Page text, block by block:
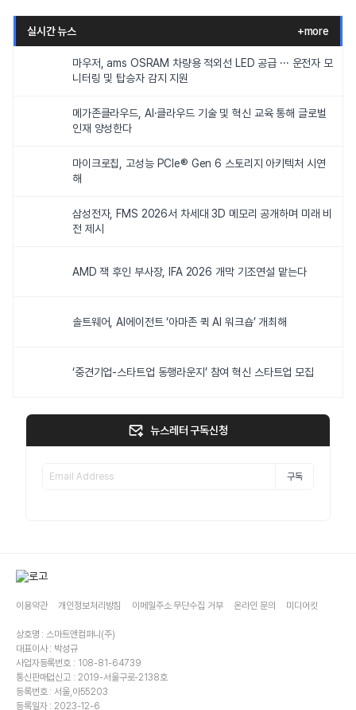
실시간 뉴스 +more
마우저, ams OSRAM 차량용 적외선 LED 공급 ··· 운전자 모
니터링 및 탑승자 감지 지원
메가존클라우드, AI·클라우드 기술 및 혁신 교육 통해 글로벌
인재 양성한다
마이크로칩, 고성능 PCIe® Gen 6 스토리지 아키텍처 시연
해
삼성전자, FMS 2026서 차세대 3D 메모리 공개하며 미래 비
전 제시
AMD 잭 후인 부사장, IFA 2026 개막 기조연설 맡는다
솔트웨어, AI에이전트 ‘아마존 퀵 AI 워크숍’ 개최해
‘중견기업-스타트업 동행라운지’ 참여 혁신 스타트업 모집
뉴스레터 구독신청
구독
이용약관 개인정보처리방침 이메일주소 무단수집 거부 온라인 문의 미디어킷
상호명 : 스마트앤컴퍼니(주)
대표이사 : 박성규
사업자등록번호 : 108-81-64739
통신판매업신고 : 2019-서울구로-2138호
등록번호 : 서울,아55203
등록일자 : 2023-12-6